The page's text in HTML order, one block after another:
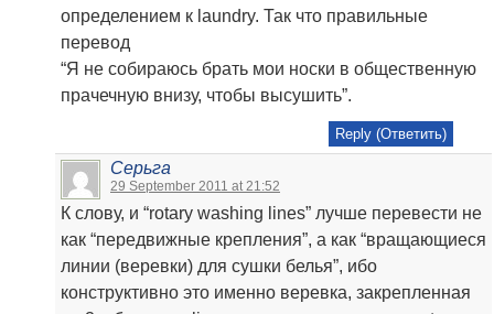
определением к laundry. Так что правильные
перевод
“Я не собираюсь брать мои носки в общественную
прачечную внизу, чтобы высушить”.
Reply (Ответить)
Серьга
29 September 2011 at 21:52
К слову, и “rotary washing lines” лучше перевести не
как “передвижные крепления”, а как “вращающиеся
линии (веревки) для сушки белья”, ибо
конструктивно это именно веревка, закрепленная